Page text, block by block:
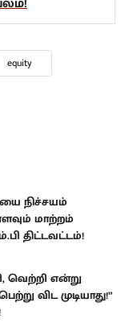
equity
நிச்சயம்
மாற்றம்
திட்டவட்டம்!
வெற்றி என்று
விட முடியாது!”